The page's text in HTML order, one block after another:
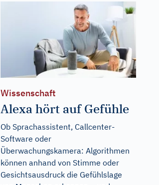
Wissenschaft
Alexa hört auf Gefühle
Ob Sprachassistent, Callcenter-
Software oder
Überwachungskamera: Algorithmen
können anhand von Stimme oder
Gesichtsausdruck die Gefühlslage